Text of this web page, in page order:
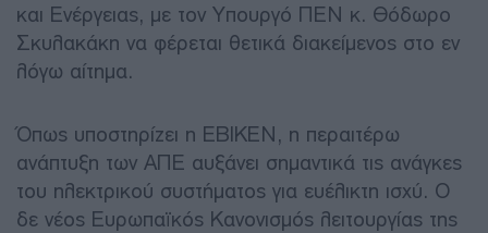
και Ενέργειας, με τον Υπουργό ΠΕΝ κ. Θόδωρο
Σκυλακάκη να φέρεται θετικά διακείμενος στο εν
λόγω αίτημα.
Όπως υποστηρίζει η ΕΒΙΚΕΝ, η περαιτέρω
ανάπτυξη των ΑΠΕ αυξάνει σημαντικά τις ανάγκες
του ηλεκτρικού συστήματος για ευέλικτη ισχύ. Ο
δε νέος Ευρωπαϊκός Κανονισμός λειτουργίας της